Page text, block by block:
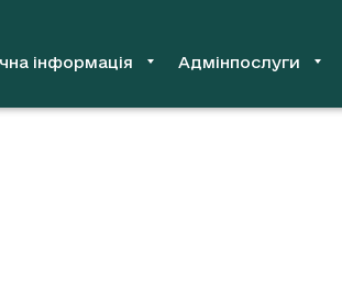
інформація Адмінпослуги